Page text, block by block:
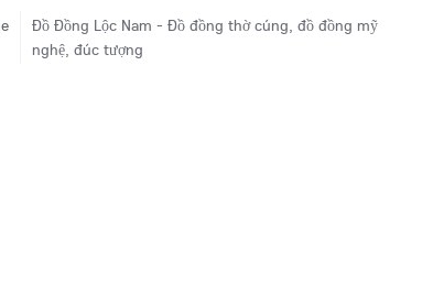
Đồ Đồng Lộc Nam - Đồ đồng thờ cúng, đồ đồng mỹ
nghệ, đúc tượng